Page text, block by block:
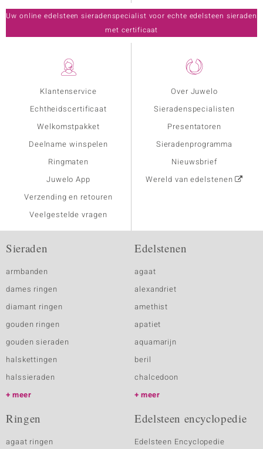
Klantenservice
Echtheidscertificaat
Welkomstpakket
Deelname winspelen
Ringmaten
Juwelo App
Verzending en retouren
Veelgestelde vragen
Over Juwelo
Sieradenspecialisten
Presentatoren
Sieradenprogramma
Nieuwsbrief
Wereld van edelstenen
Uw online edelsteen sieradenspecialist voor echte edelsteen sieraden
met certificaat
Sieraden
armbanden
dames ringen
diamant ringen
gouden ringen
gouden sieraden
halskettingen
halssieraden
meer
Edelstenen
agaat
alexandriet
amethist
apatiet
aquamarijn
beril
chalcedoon
meer
Ringen
agaat ringen
Edelsteen encyclopedie
Edelsteen Encyclopedie